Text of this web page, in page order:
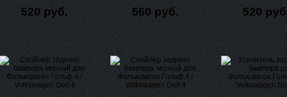
520 руб. 560 руб. 520